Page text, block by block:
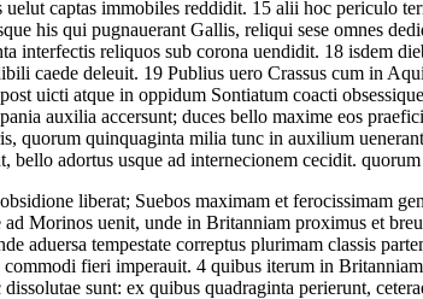
uelut captas immobiles reddidit. 15 alii hoc periculo
his qui pugnauerant Gallis, reliqui sese omnes
interfectis reliquos sub corona uendidit. 18 isdem
caede deleuit. 19 Publius uero Crassus cum in
post uicti atque in oppidum Sontiatum coacti
auxilia accersunt; duces bello maxime eos
quorum quinquaginta milia tunc in auxilium
bello adortus usque ad internecionem cecidit.
liberat; Suebos maximam et ferocissimam
ad Morinos uenit, unde in Britanniam proximus et
aduersa tempestate correptus plurimam classis
commodi fieri imperauit. 4 quibus iterum in
sunt: ex quibus quadraginta perierunt,